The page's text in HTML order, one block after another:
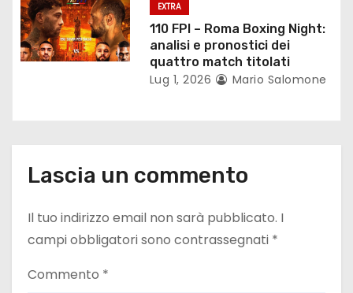
c
o
EXTRA
110 FPI – Roma Boxing Night:
analisi e pronostici dei
quattro match titolati
Lug 1, 2026 Mario Salomone
Lascia un commento
Il tuo indirizzo email non sarà pubblicato. I
campi obbligatori sono contrassegnati *
Commento *